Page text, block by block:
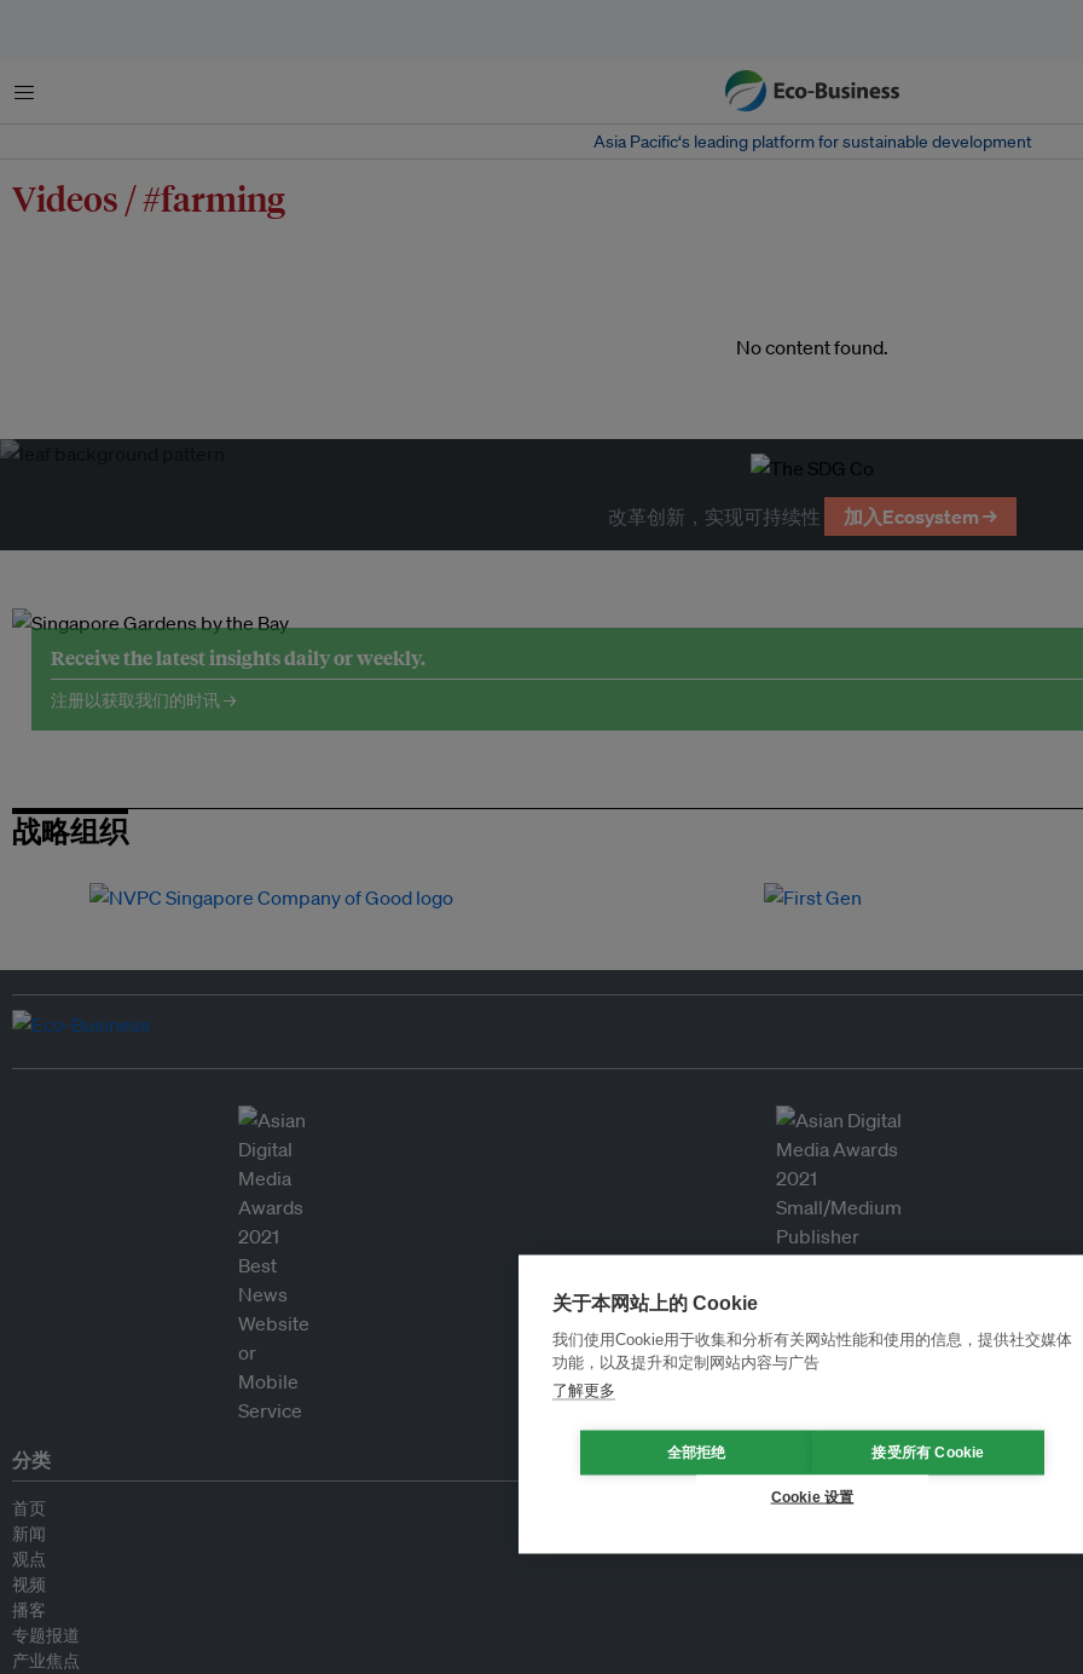
菜单
Asia Pacific‘s leading platform for sustainable development
Videos / #farming
No content found.
改革创新，实现可持续性 加入Ecosystem →
Receive the latest insights daily or weekly.
注册以获取我们的时讯 →
战略组织
分类
首页
新闻
观点
视频
播客
专题报道
产业焦点
关于本网站上的 Cookie
我们使用Cookie用于收集和分析有关网站性能和使用的信息，提供社交媒体
功能，以及提升和定制网站内容与广告
了解更多
全部拒绝 接受所有 Cookie
Cookie 设置